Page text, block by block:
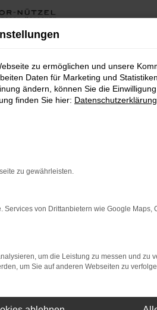
zu ermöglichen und unsere
Daten für Marketing und
ändern, können Sie die
finden Sie hier: Datenschutzerklärung
zu gewährleisten.
von Drittanbietern wie Google Maps,
um die Leistung zu messen und zu
um Sie auf anderen Webseiten zu